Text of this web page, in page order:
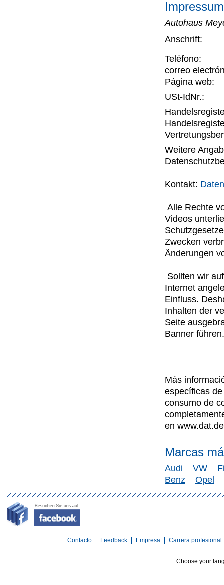
Autohaus
Anschrift:
Teléfono:
correo
Página web:
USt-IdNr.:
Weitere
Kontakt:
Alle Rechte
Videos
Zwecken
Änderungen
Sollten wir
Internet
Einfluss.
Inhalten der
Seite
Banner führen.
Más
específicas
consumo de
en
Marcas
Audi VW
Benz
Opel
Contacto Feedback Empresa Carrera profesional
Choose your